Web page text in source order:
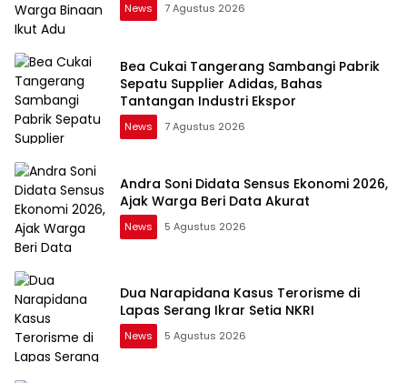
News 7 Agustus 2026
Bea Cukai Tangerang Sambangi Pabrik
Sepatu Supplier Adidas, Bahas
Tantangan Industri Ekspor
News 7 Agustus 2026
Andra Soni Didata Sensus Ekonomi 2026,
Ajak Warga Beri Data Akurat
News 5 Agustus 2026
Dua Narapidana Kasus Terorisme di
Lapas Serang Ikrar Setia NKRI
News 5 Agustus 2026